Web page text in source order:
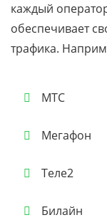
каждый
обеспечивает
трафика.
МТС
Мегафон
Теле2
Билайн